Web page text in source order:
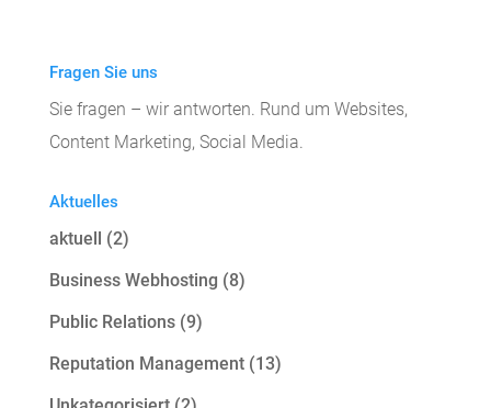
r
n
a
i
v
e
:
Fragen Sie uns
Sie fragen – wir antworten. Rund um Websites,
Content Marketing, Social Media.
Aktuelles
aktuell (2)
Business Webhosting (8)
Public Relations(9)
Reputation Management(13)